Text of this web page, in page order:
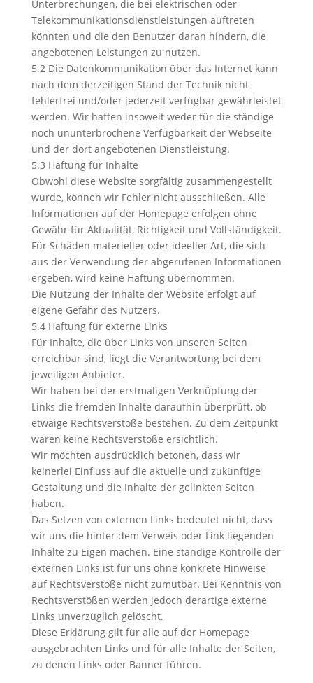
Unterbrechungen, die bei elektrischen oder
Telekommunikationsdienstleistungen auftreten
könnten und die den Benutzer daran hindern, die
angebotenen Leistungen zu nutzen.
5.2 Die Datenkommunikation über das Internet kann
nach dem derzeitigen Stand der Technik nicht
fehlerfrei und/oder jederzeit verfügbar gewährleistet
werden. Wir haften insoweit weder für die ständige
noch ununterbrochene Verfügbarkeit der Webseite
und der dort angebotenen Dienstleistung.
5.3 Haftung für Inhalte
Obwohl diese Website sorgfältig zusammengestellt
wurde, können wir Fehler nicht ausschließen. Alle
Informationen auf der Homepage erfolgen ohne
Gewähr für Aktualität, Richtigkeit und Vollständigkeit.
Für Schäden materieller oder ideeller Art, die sich
aus der Verwendung der abgerufenen Informationen
ergeben, wird keine Haftung übernommen.
Die Nutzung der Inhalte der Website erfolgt auf
eigene Gefahr des Nutzers.
5.4 Haftung für externe Links
Für Inhalte, die über Links von unseren Seiten
erreichbar sind, liegt die Verantwortung bei dem
jeweiligen Anbieter.
Wir haben bei der erstmaligen Verknüpfung der
Links die fremden Inhalte daraufhin überprüft, ob
etwaige Rechtsverstöße bestehen. Zu dem Zeitpunkt
waren keine Rechtsverstöße ersichtlich.
Wir möchten ausdrücklich betonen, dass wir
keinerlei Einfluss auf die aktuelle und zukünftige
Gestaltung und die Inhalte der gelinkten Seiten
haben.
Das Setzen von externen Links bedeutet nicht, dass
wir uns die hinter dem Verweis oder Link liegenden
Inhalte zu Eigen machen. Eine ständige Kontrolle der
externen Links ist für uns ohne konkrete Hinweise
auf Rechtsverstöße nicht zumutbar. Bei Kenntnis von
Rechtsverstößen werden jedoch derartige externe
Links unverzüglich gelöscht.
Diese Erklärung gilt für alle auf der Homepage
ausgebrachten Links und für alle Inhalte der Seiten,
zu denen Links oder Banner führen.